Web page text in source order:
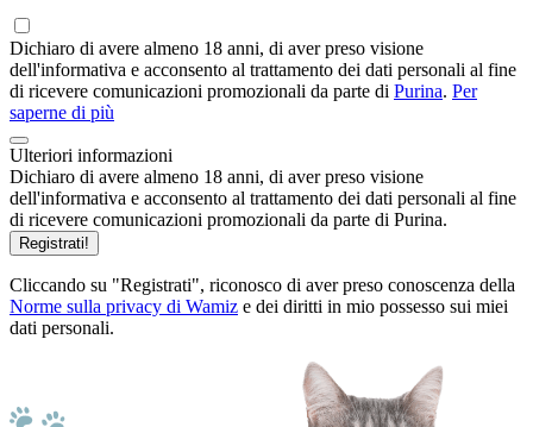
Dichiaro di avere almeno 18 anni, di aver preso visione
dell'informativa e acconsento al trattamento dei dati personali al fine
di ricevere comunicazioni promozionali da parte di Purina. Per
saperne di più
Ulteriori informazioni
Dichiaro di avere almeno 18 anni, di aver preso visione
dell'informativa e acconsento al trattamento dei dati personali al fine
di ricevere comunicazioni promozionali da parte di Purina.
Registrati!
Cliccando su "Registrati", riconosco di aver preso conoscenza della
Norme sulla privacy di Wamiz e dei diritti in mio possesso sui miei
dati personali.